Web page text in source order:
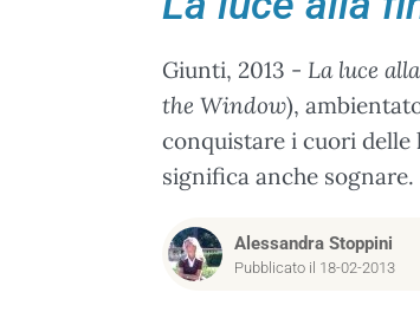
Giunti, 2013 - La luce
the Window),
conquistare i cuori
significa anche sognare.
Alessandra Stoppini
Pubblicato il 18-02-2013